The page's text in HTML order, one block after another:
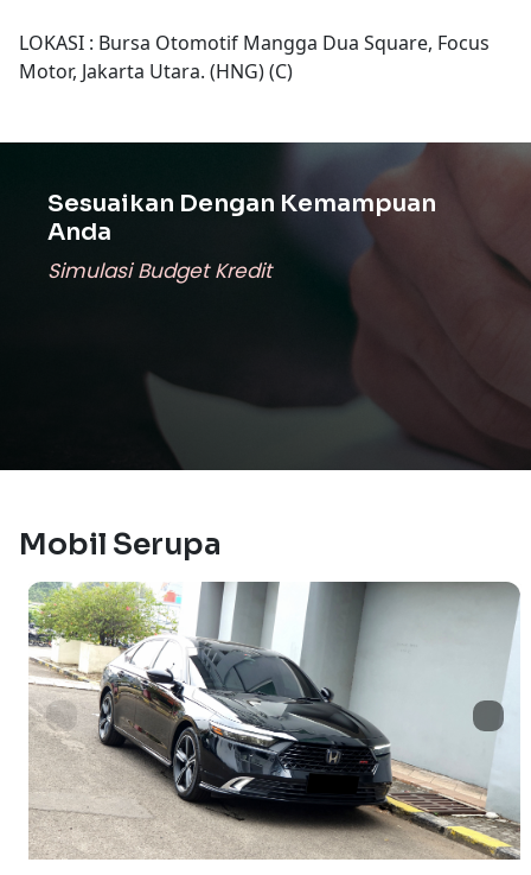
LOKASI : Bursa Otomotif Mangga Dua Square, Focus
Motor, Jakarta Utara. (HNG) (C)
Sesuaikan Dengan Kemampuan
Anda
Simulasi Budget Kredit
Mobil Serupa